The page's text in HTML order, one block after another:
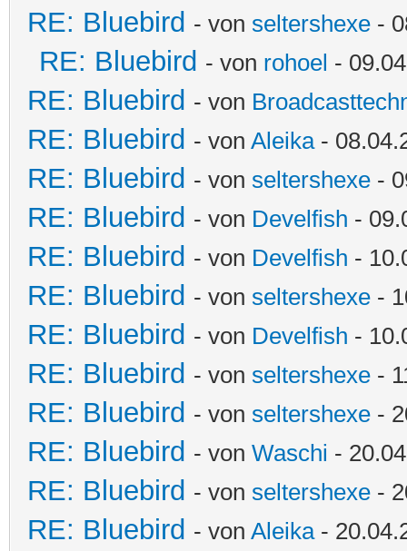
RE: Bluebird - von seltershexe -
RE: Bluebird - von rohoel -
RE: Bluebird - von
RE: Bluebird - von Aleika-
RE: Bluebird - von seltershexe -
RE: Bluebird - von Develfish -
RE: Bluebird - von Develfish -
RE: Bluebird - von seltershexe -
RE: Bluebird - von Develfish -
RE: Bluebird - von seltershexe -
RE: Bluebird - von seltershexe -
RE: Bluebird - von Waschi -
RE: Bluebird - von seltershexe -
RE: Bluebird - von Aleika-